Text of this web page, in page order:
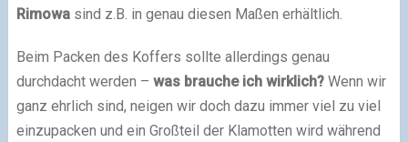
Rimowasind z.B. in genau diesen Maßen erhältlich.
Beim Packen des Koffers sollte allerdings genau
durchdacht werden – was brauche ich wirklich? Wenn wir
ganz ehrlich sind, neigen wir doch dazu immer viel zu viel
einzupacken und ein Großteil der Klamotten wird während